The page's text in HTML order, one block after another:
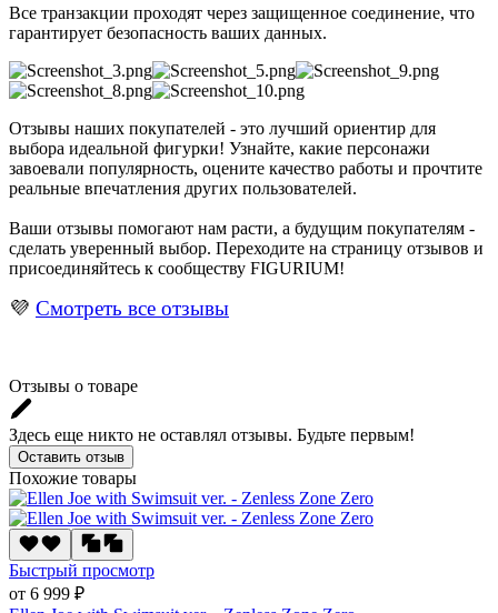
Все транзакции проходят через защищенное соединение, что
гарантирует безопасность ваших данных.
Отзывы наших покупателей - это лучший ориентир для
выбора идеальной фигурки! Узнайте, какие персонажи
завоевали популярность, оцените качество работы и прочтите
реальные впечатления других пользователей.
Ваши отзывы помогают нам расти, а будущим покупателям -
сделать уверенный выбор. Переходите на страницу отзывов и
присоединяйтесь к сообществу FIGURIUM!
💜 Смотреть все отзывы
Отзывы о товаре
Здесь еще никто не оставлял отзывы. Будьте первым!
Оставить отзыв
Похожие товары
Быстрый просмотр
от 6 999 ₽